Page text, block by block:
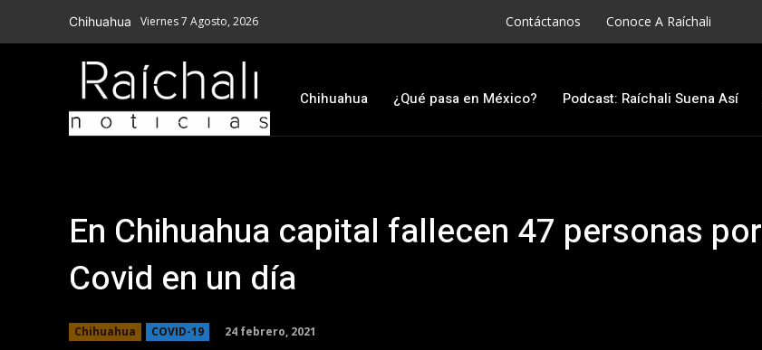
Chihuahua Viernes 7 Agosto, 2026 Contáctanos Conoce A Raíchali
Chihuahua ¿Qué pasa en México? Podcast: Raíchali Suena Así
En Chihuahua capital fallecen 47 personas por
Covid en un día
Chihuahua COVID-19 24 febrero, 2021